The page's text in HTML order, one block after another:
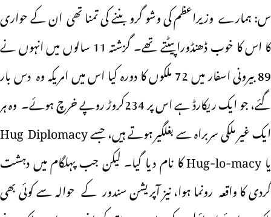
س: ہمارے وزیراعظم کی وشو گرو بننے کی تمنا تھی ان کے حواری
کا اس کا خوب ڈھنڈورا پیٹتے تھے۔ گزشتہ 11 سالوں میں انہوں نے
89 بیرونی اسفار میں 72 ملکوں کا دورہ کیا اس میں امریکہ وہ دس بار
گئے، جو ایک ریکارڈ ہے اس پر 234کروڑ روپے خرچ ہوئے۔ وہ ہر
ایک غیر ملکی سربراہ سے بغلگیر ہوتے ہیں، جسے Hug Diplomacy
یا Hug-lo-macy کا نام دیا گیا۔ لیکن جب پہلگام میں دہشت
گردی کا واقعہ رونما ہوا، نیز آپریشن سندور کے حوالہ سے کوئی بھی